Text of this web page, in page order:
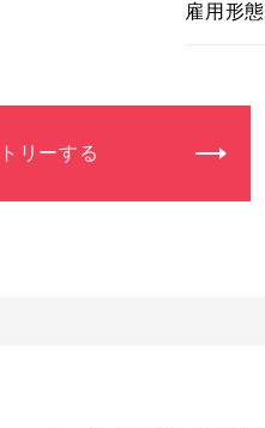
雇用形態
リーする